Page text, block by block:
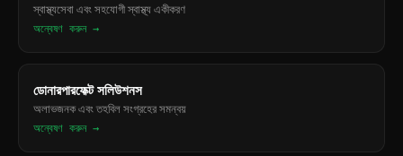
স্বাস্থ্যসেবা এবং সহযোগী স্বাস্থ্য একীকরণ
অন্বেষণ করুন →
ডোনারপারফেক্ট সলিউশনস
অলাভজনক এবং তহবিল সংগ্রহের সমন্বয়
অন্বেষণ করুন →